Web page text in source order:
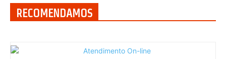
RECOMENDAMOS